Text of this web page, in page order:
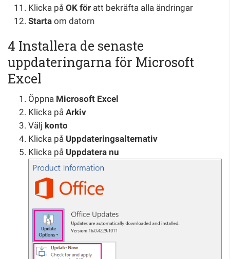
Klicka på OK för att bekräfta alla ändringar
Starta om datorn
4 Installera de senaste
uppdateringarna för Microsoft
Excel
Öppna Microsoft Excel
Klicka på Arkiv
Välj konto
Klicka på Uppdateringsalternativ
Klicka på Uppdatera nu